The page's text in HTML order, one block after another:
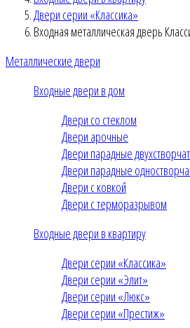
Двери серии «Классика»
Входная металлическая дверь
Металлические двери
Входные двери в дом
Двери со стеклом
Двери арочные
Двери парадные
Двери парадные
Двери с ковкой
Двери с терморазрывом
Входные двери в квартиру
Двери серии «Классика»
Двери серии «Элит»
Двери серии «Люкс»
Двери серии «Престиж»